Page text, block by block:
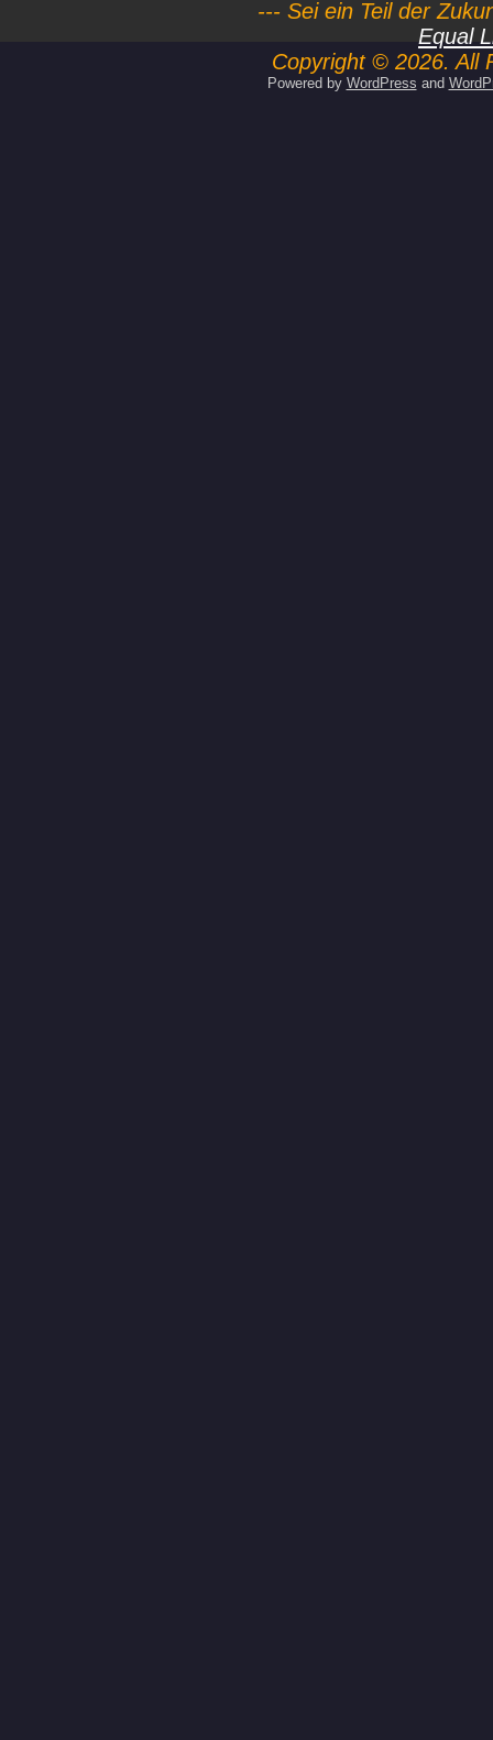
--- Sei ein Teil der
Equal
Copyright © 2026. All
Powered by WordPress and